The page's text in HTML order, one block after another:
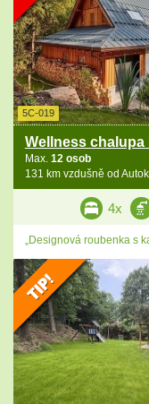
5C-019
Wellness
Max. 12 osob
131 km vzdušně od
4x
„Designová roubenka s